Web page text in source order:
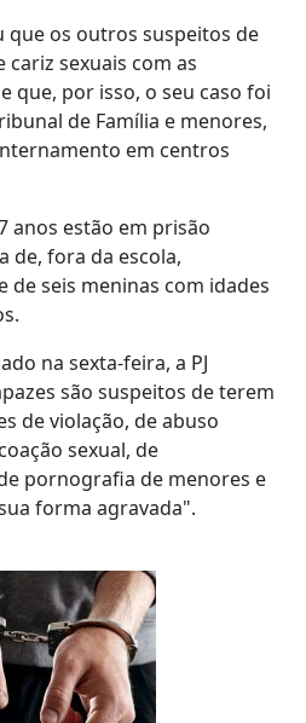
que os outros suspeitos de
sexuais com as
que, por isso, o seu caso foi
de Família e menores,
em centros
anos estão em prisão
de, fora da escola,
de seis meninas com idades
na sexta-feira, a PJ
são suspeitos de terem
de violação, de abuso
sexual, de
pornografia de menores e
forma agravada".